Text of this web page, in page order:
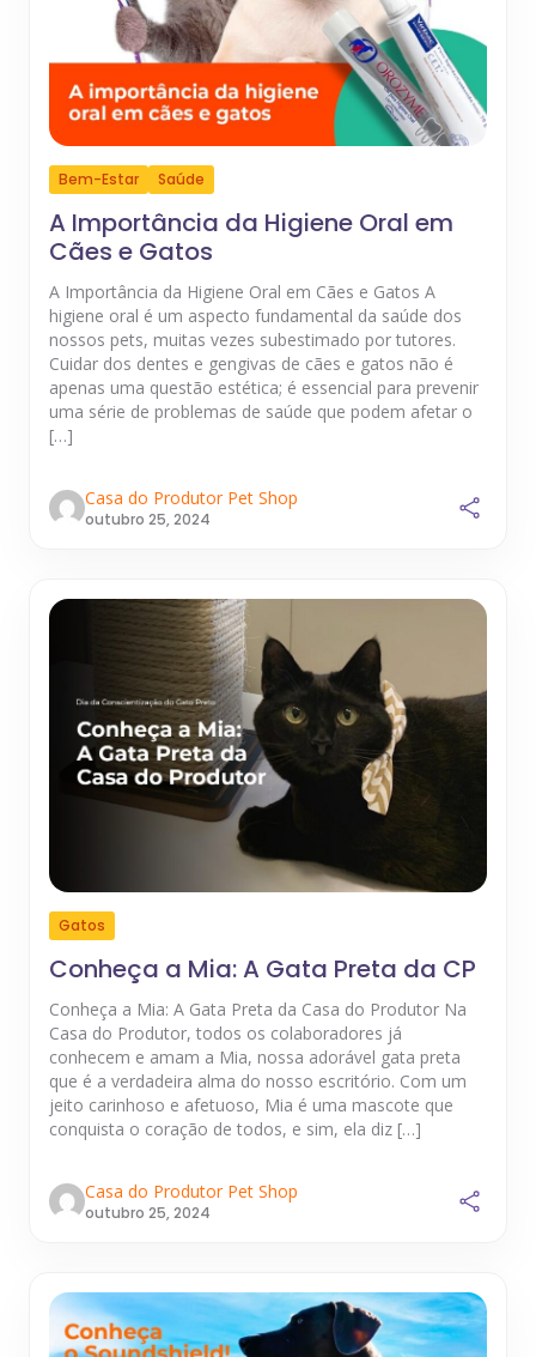
Bem-Estar Saúde
A Importância da Higiene Oral em
Cães e Gatos
A Importância da Higiene Oral em Cães e Gatos A
higiene oral é um aspecto fundamental da saúde dos
nossos pets, muitas vezes subestimado por tutores.
Cuidar dos dentes e gengivas de cães e gatos não é
apenas uma questão estética; é essencial para prevenir
uma série de problemas de saúde que podem afetar o
[…]
Casa do Produtor Pet Shop
outubro 25, 2024
Gatos
Conheça a Mia: A Gata Preta da CP
Conheça a Mia: A Gata Preta da Casa do Produtor Na
Casa do Produtor, todos os colaboradores já
conhecem e amam a Mia, nossa adorável gata preta
que é a verdadeira alma do nosso escritório. Com um
jeito carinhoso e afetuoso, Mia é uma mascote que
conquista o coração de todos, e sim, ela diz […]
Casa do Produtor Pet Shop
outubro 25, 2024